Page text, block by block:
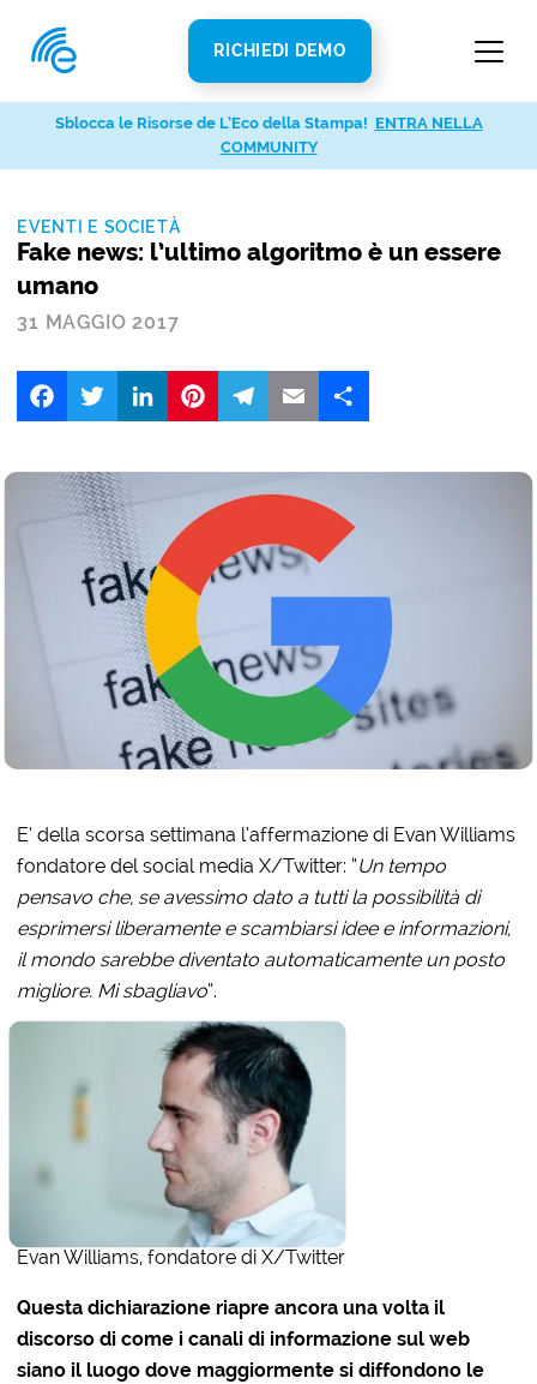
RICHIEDI DEMO
EVENTI E SOCIETÀ
Fake news: l’ultimo algoritmo è un essere
umano
31 MAGGIO 2017
FacebookTwitter LinkedIn
E’ della scorsa settimana l’affermazione di Evan Williams
fondatore del social media X/Twitter: “Un tempo
pensavo che, se avessimo dato a tutti la possibilità di
esprimersi liberamente e scambiarsi idee e informazioni,
il mondo sarebbe diventato automaticamente un posto
migliore. Mi sbagliavo”.
Evan Williams, fondatore di X/Twitter
Questa dichiarazione riapre ancora una volta il
discorso di come i canali di informazione sul web
siano il luogo dove maggiormente si diffondono le
Sblocca le Risorse de L’Eco della Stampa! ENTRA NELLA
COMMUNITY